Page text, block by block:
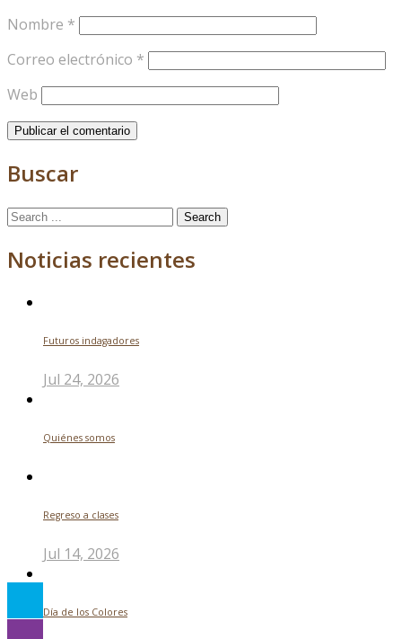
Nombre *
Correo electrónico *
Web
Buscar
Search
Noticias recientes
Futuros indagadores
Jul 24, 2026
Quiénes somos
Regreso a clases
Jul 14, 2026
Día de los Colores